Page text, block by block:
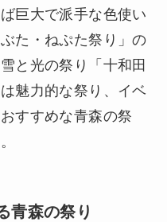
巨大で派手な色使い
た・ねぷた祭り」の
と光の祭り「十和田
魅力的な祭り、イベ
すすめな青森の祭
青森の祭り